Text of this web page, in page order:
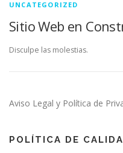
UNCATEGORIZED
Sitio Web en
Disculpe las molestias.
Aviso Legal y Política de
POLÍTICA DE